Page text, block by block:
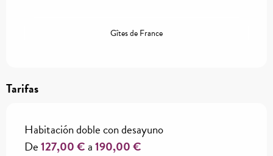
Gîtes de France
Tarifas
Habitación doble con desayuno
De127,00 €a190,00 €